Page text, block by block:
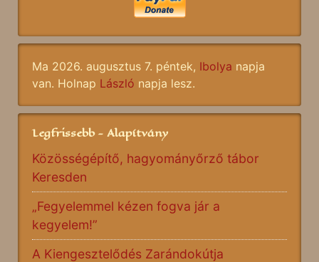
Ma 2026. augusztus 7. péntek, Ibolya napja
van. Holnap László napja lesz.
Legfrissebb - Alapítvány
Közösségépítő, hagyományőrző tábor
Keresden
„Fegyelemmel kézen fogva jár a
kegyelem!”
A Kiengesztelődés Zarándokútja